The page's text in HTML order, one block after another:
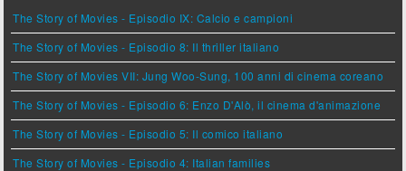
The Story of Movies - Episodio IX: Calcio e campioni
The Story of Movies - Episodio 8: Il thriller italiano
The Story of Movies VII: Jung Woo-Sung, 100 anni di cinema coreano
The Story of Movies - Episodio 6: Enzo D'Alò, il cinema d'animazione
The Story of Movies - Episodio 5: Il comico italiano
The Story of Movies - Episodio 4: Italian families